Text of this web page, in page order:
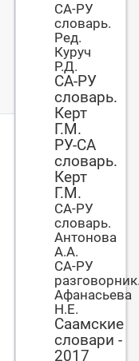
СА-РУ
словарь.
Ред.
Куруч
Р.Д.
СА-РУ
словарь.
Керт
Г.М.
РУ-СА
словарь.
Керт
Г.М.
СА-РУ
словарь.
Антонова
А.А.
СА-РУ
Афанасьева
Н.Е.
Саамские
словари -
2017